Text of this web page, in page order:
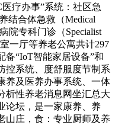
疗办事”系统：社区急
结合体急救（Medical
院专科门诊（Specialist
一厅等养老公寓共计297
备“IoT智能家居设备”和
控系统、度舒服度节制系
养及医养办事系统、一体
析性养老消息网坐汇总大
论坛，是一家康养、养
山庄，食：专业厨师及养